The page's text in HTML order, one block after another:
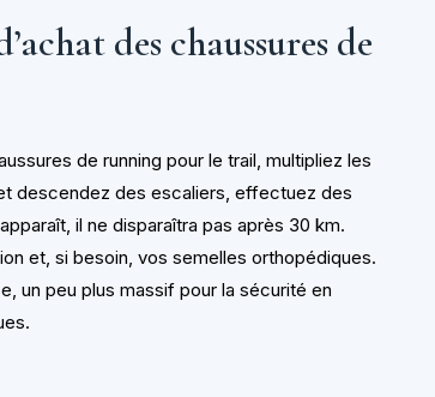
des chaussures de
de running pour le trail, multipliez les
descendez des escaliers, effectuez des
il ne disparaîtra pas après 30 km.
et, si besoin, vos semelles orthopédiques.
un peu plus massif pour la sécurité en